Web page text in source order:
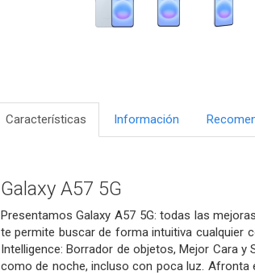
Características Información
Galaxy A57 5G
Presentamos Galaxy A57 5G: todas las
te permite buscar de forma intuitiva cualquier
Intelligence: Borrador de objetos, Mejor Cara
como de noche, incluso con poca luz. Afronta